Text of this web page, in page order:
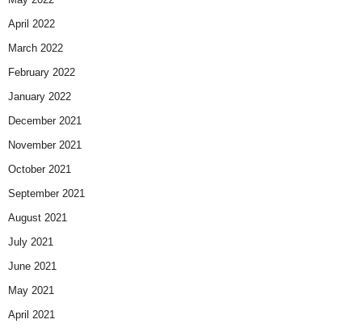
April 2022
March 2022
February 2022
January 2022
December 2021
November 2021
October 2021
September 2021
August 2021
July 2021
June 2021
May 2021
April 2021